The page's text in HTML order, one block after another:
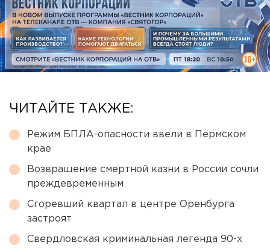
ЧИТАЙТЕ ТАКЖЕ:
Режим БПЛА-опасности ввели в Пермском
крае
Возвращение смертной казни в России сочли
преждевременным
Сгоревший квартал в центре Оренбурга
застроят
Свердловская криминальная легенда 90-х